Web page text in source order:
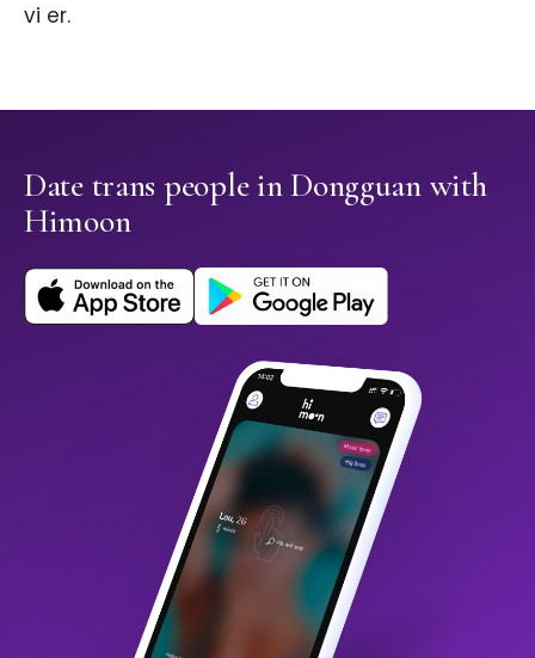
vi er.
Date trans people in Dongguan with
Himoon